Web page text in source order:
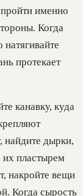
именно
Когда
протекает
канавку, куда
найдите дырки,
их пластырем
накройте вещи
Когда сырость